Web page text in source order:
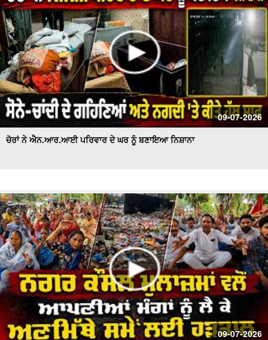
09-07-2026
ਚੋਰਾਂ ਨੇ ਐਨ.ਆਰ.ਆਈ ਪਰਿਵਾਰ ਦੇ ਘਰ ਨੂੰ ਬਣਾਇਆ ਨਿਸ਼ਾਨਾ
09-07-2026